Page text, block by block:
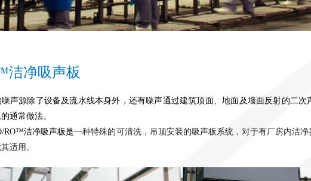
洁净吸声板
声源除了设备及流水线本身外，还有噪声通过建筑顶面、地面及墙面反射的二
通常做法。
RO™洁净吸声板是一种特殊的可清洗，吊顶安装的吸声板系统，对于有厂房内洁
适用。